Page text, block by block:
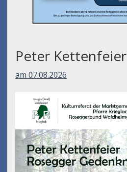
Peter Kettenfeier
am 07.08.2026